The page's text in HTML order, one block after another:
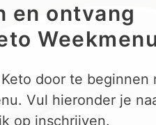
en ontvang
door te beginnen
Vul hieronder je
op inschrijven.